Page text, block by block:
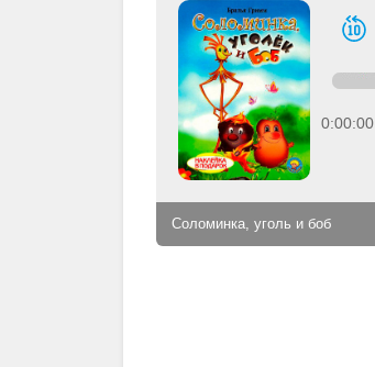
0:00:00
Соломинка, уголь и боб